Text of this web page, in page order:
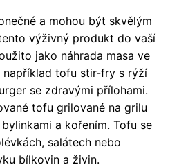
a mohou být skvělým
výživný produkt do vaší
jako náhrada masa ve
například tofu stir-fry s rýží
se zdravými přílohami.
tofu grilované na grilu
a kořením. Tofu se
salátech nebo
bílkovin a živin.